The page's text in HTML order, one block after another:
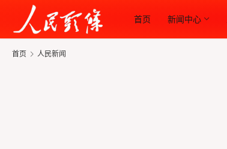
首页 新闻中心
首页 人民新闻